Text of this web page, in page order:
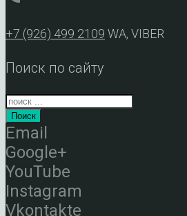
+7 (926) 499 2109 WA, VIBER
Поиск по сайту
Поиск
Email
Google+
YouTube
Instagram
Vkontakte